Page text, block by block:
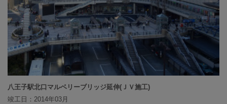
八王子駅北口マルベリーブリッジ延伸(ＪＶ施工)
竣工日：2014年03月